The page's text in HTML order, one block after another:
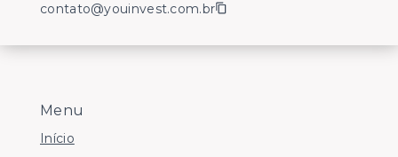
Menu
Início
contato@youinvest.com.br